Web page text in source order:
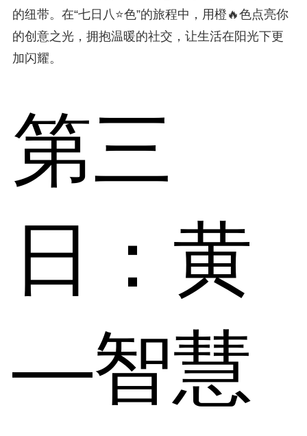
的纽带。在“七日八⭐色”的旅程中，用橙🔥色点亮你
的创意之光，拥抱温暖的社交，让生活在阳光下更
加闪耀。
第三
日：黄
—智慧